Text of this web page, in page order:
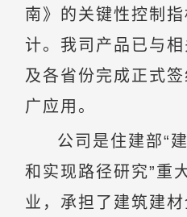
南》的关键性控制
计。我司产品已与
及各省份完成正式
广应用。
公司是住建部“
和实现路径研究”重
业，承担了建筑建